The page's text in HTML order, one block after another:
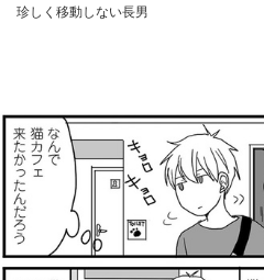
珍しく移動しない長男